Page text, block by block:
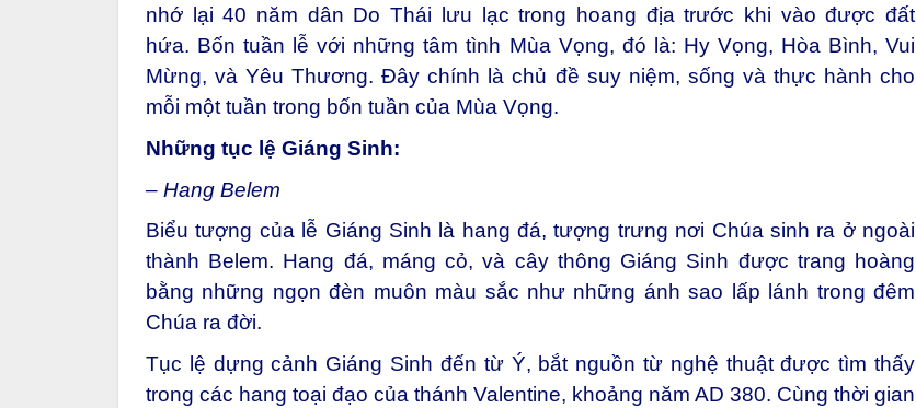
nhớ lại 40 năm dân Do Thái lưu lạc trong hoang địa trước khi vào được đất
hứa. Bốn tuần lễ với những tâm tình Mùa Vọng, đó là: Hy Vọng, Hòa Bình, Vui
Mừng, và Yêu Thương. Đây chính là chủ đề suy niệm, sống và thực hành cho
mỗi một tuần trong bốn tuần của Mùa Vọng.
Những tục lệ Giáng Sinh:
– Hang Belem
Biểu tượng của lễ Giáng Sinh là hang đá, tượng trưng nơi Chúa sinh ra ở ngoài
thành Belem. Hang đá, máng cỏ, và cây thông Giáng Sinh được trang hoàng
bằng những ngọn đèn muôn màu sắc như những ánh sao lấp lánh trong đêm
Chúa ra đời.
Tục lệ dựng cảnh Giáng Sinh đến từ Ý, bắt nguồn từ nghệ thuật được tìm thấy
trong các hang toại đạo của thánh Valentine, khoảng năm AD 380. Cùng thời gian